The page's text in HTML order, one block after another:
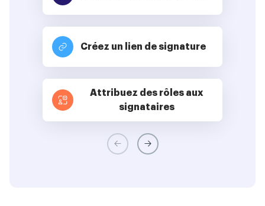
Créez un lien de signature
Attribuez des rôles aux
signataires